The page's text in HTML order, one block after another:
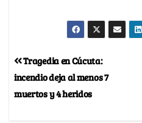
Tragedia en Cúcuta:
incendio deja al menos 7
muertos y 4 heridos